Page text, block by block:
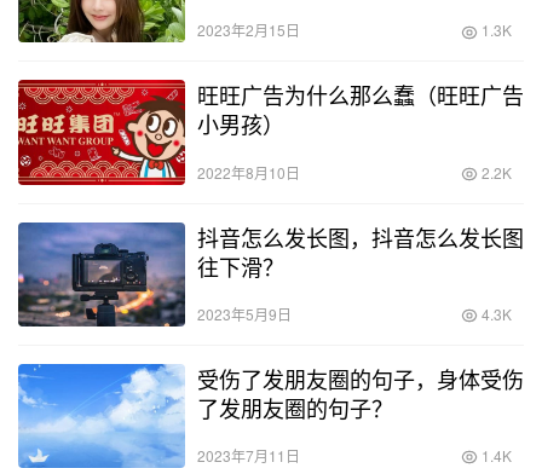
2023年2月15日 1.3K
旺旺广告为什么那么蠢（旺旺广告
小男孩）
2022年8月10日 2.2K
抖音怎么发长图，抖音怎么发长图
往下滑？
2023年5月9日 4.3K
受伤了发朋友圈的句子，身体受伤
了发朋友圈的句子？
2023年7月11日 1.4K